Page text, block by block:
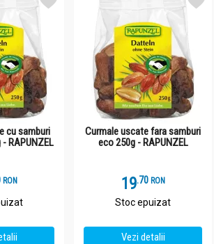
cu samburi
RAPUNZEL
RON
Curmale uscate fara samburi
eco 250g - RAPUNZEL
19.7 RON
Stoc epuizat
Vezi detalii